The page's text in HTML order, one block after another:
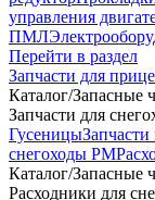
управления
ПМЛ
Перейти в раздел
Запчасти для
Каталог/Запасные
Запчасти для
Гусеницы
снегоходы РМ
Каталог/Запасные
Расходники для